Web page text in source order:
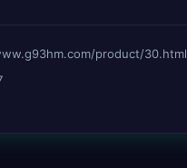
product/30.html